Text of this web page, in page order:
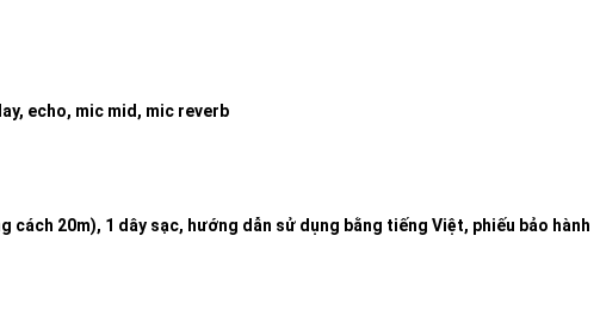
echo, mic mid, mic reverb
20m), 1 dây sạc, hướng dẫn sử dụng bằng tiếng Việt, phiếu bảo hành